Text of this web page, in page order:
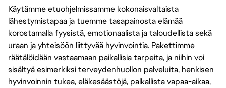
Käytämme etuohjelmissamme kokonaisvaltaista
lähestymistapaa ja tuemme tasapainosta elämää
korostamalla fyysistä, emotionaalista ja taloudellista sekä
uraan ja yhteisöön liittyvää hyvinvointia. Pakettimme
räätälöidään vastaamaan paikallisia tarpeita, ja niihin voi
sisältyä esimerkiksi terveydenhuollon palveluita, henkisen
hyvinvoinnin tukea, eläkesäästöjä, palkallista vapaa-aikaa,